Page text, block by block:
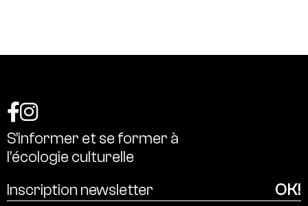
S’informer et se former à
l’écologie culturelle